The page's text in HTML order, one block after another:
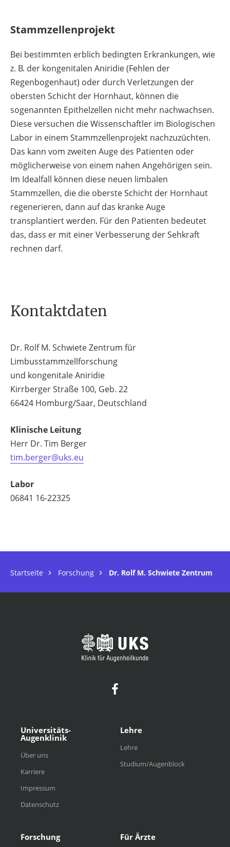
Stammzellenprojekt
Bei bestimmten erblich bedingten Erkrankungen, wie
z. B. der kongenitalen Aniridie (Fehlen der
Regenbogenhaut) oder durch Verletzungen der
obersten Schicht der Hornhaut, können die
sogenannten Epithelzellen nicht mehr nachwachsen.
Diese versuchen die Wissenschaftler im Biologischen
Labor in einem Stammzellenprojekt nachzuzüchten.
Das kann vom zweiten Auge des Patienten oder
möglicherweise von einem nahen Angehörigen sein.
Im Idealfall können diese neuen limbalen
Stammzellen, die die oberste Schicht der Hornhaut
regenerieren, dann auf das kranke Auge
transplantiert werden. Für den Patienten bedeutet
das, dass er mit einer Verbesserung der Sehkraft
rechnen darf.
Kontaktdaten
Dr. Rolf M. Schwiete Zentrum für
Limbusstammzellforschung
und kongenitale Aniridie
Kirrberger Straße 100, Geb. 22
66424 Homburg/Saar, Deutschland
Klinische Leitung
Herr Dr. Tim Berger
tim.berger@uks.eu
Labor
06841 16-22325
Startseite Forschung Dr. Rolf M. Schwiete Zentrum
Universitäts-
Augenklinik
Über uns
Karriere
Impressum
Datenschutz
Lehre
Lehre
Studium/Augenblock
Forschung Für Ärzte